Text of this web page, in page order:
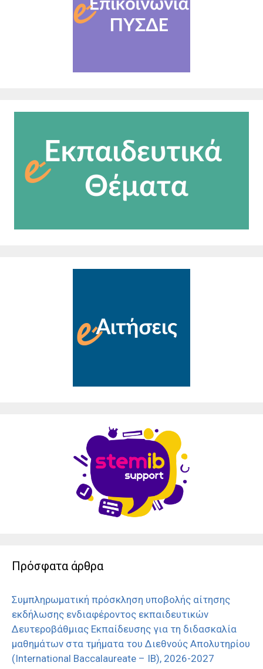
Πρόσφατα άρθρα
Συμπληρωματική πρόσκληση υποβολής αίτησης
εκδήλωσης ενδιαφέροντος εκπαιδευτικών
Δευτεροβάθμιας Εκπαίδευσης για τη διδασκαλία
μαθημάτων στα τμήματα του Διεθνούς Απολυτηρίου
(International Baccalaureate – IB), 2026-2027